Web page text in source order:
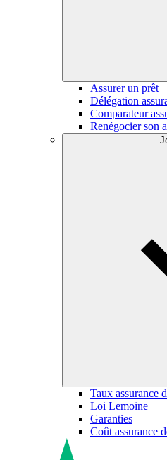
Assurer un prêt
Délégation
Comparateur
Renégocier son
Taux assurance
Loi Lemoine
Garanties
Coût assurance